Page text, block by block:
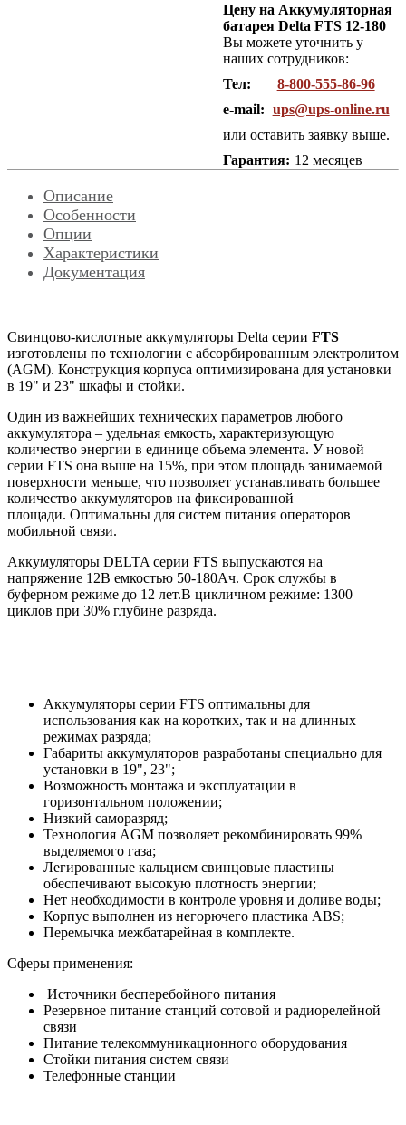
Цену на Аккумуляторная
батарея Delta FTS 12-180
Вы можете уточнить у
наших сотрудников:
Тел:
8-800-555-86-96
e-mail: ups@ups-online.ru
или оставить заявку выше.
Гарантия: 12 месяцев
Описание
Особенности
Опции
Характеристики
Документация
Свинцово-кислотные аккумуляторы Delta серии FTS
изготовлены по технологии с абсорбированным электролитом
(AGM). Конструкция корпуса оптимизирована для установки
в 19" и 23" шкафы и стойки.
Один из важнейших технических параметров любого
аккумулятора – удельная емкость, характеризующую
количество энергии в единице объема элемента. У новой
серии FTS она выше на 15%, при этом площадь занимаемой
поверхности меньше, что позволяет устанавливать большее
количество аккумуляторов на фиксированной
площади. Оптимальны для систем питания операторов
мобильной связи.
Аккумуляторы DELTA серии FTS выпускаются на
напряжение 12В емкостью 50-180Ач. Срок службы в
буферном режиме до 12 лет.В цикличном режиме: 1300
циклов при 30% глубине разряда.
Аккумуляторы серии FTS оптимальны для
использования как на коротких, так и на длинных
режимах разряда;
Габариты аккумуляторов разработаны специально для
установки в 19", 23";
Возможность монтажа и эксплуатации в
горизонтальном положении;
Низкий саморазряд;
Технология AGM позволяет рекомбинировать 99%
выделяемого газа;
Легированные кальцием свинцовые пластины
обеспечивают высокую плотность энергии;
Нет необходимости в контроле уровня и доливе воды;
Корпус выполнен из негорючего пластика ABS;
Перемычка межбатарейная в комплекте.
Сферы применения:
Источники бесперебойного питания
Резервное питание станций сотовой и радиорелейной
связи
Питание телекоммуникационного оборудования
Стойки питания систем связи
Телефонные станции